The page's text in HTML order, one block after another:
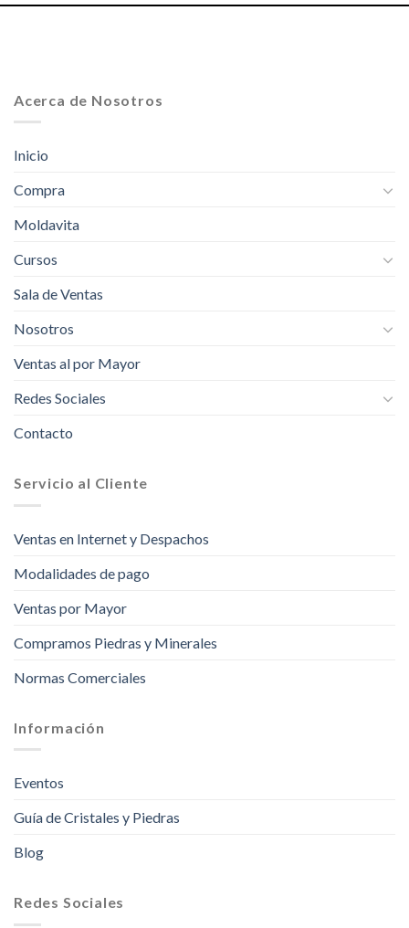
Acerca de Nosotros
Inicio
Compra
Moldavita
Cursos
Sala de Ventas
Nosotros
Ventas al por Mayor
Redes Sociales
Contacto
Servicio al Cliente
Ventas en Internet y Despachos
Modalidades de pago
Ventas por Mayor
Compramos Piedras y Minerales
Normas Comerciales
Información
Eventos
Guía de Cristales y Piedras
Blog
Redes Sociales